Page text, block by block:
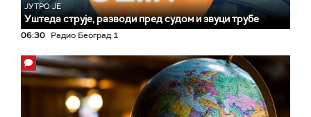
ЈУТРО ЈЕ
Уштеда струје, разводи пред судом и звуци трубе
06:30 Радио Београд 1